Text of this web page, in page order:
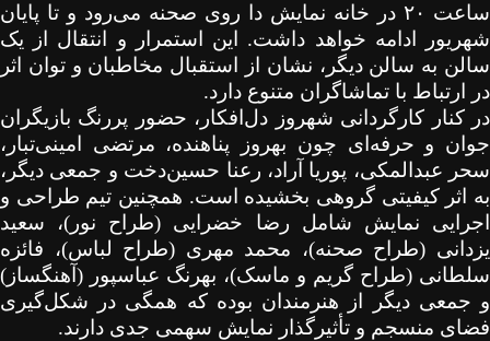
ساعت ۲۰ در خانه نمایش دا روی صحنه می‌رود و تا پایان
شهریور ادامه خواهد داشت. این استمرار و انتقال از یک
سالن به سالن دیگر، نشان از استقبال مخاطبان و توان اثر
در ارتباط با تماشاگران متنوع دارد.
در کنار کارگردانی شهروز دل‌افکار، حضور پررنگ بازیگران
جوان و حرفه‌ای چون بهروز پناهنده، مرتضی امینی‌تبار،
سحر عبدالمکی، پوریا آراد، رعنا حسین‌دخت و جمعی دیگر،
به اثر کیفیتی گروهی بخشیده است. همچنین تیم طراحی و
اجرایی نمایش شامل رضا خضرایی (طراح نور)، سعید
یزدانی (طراح صحنه)، محمد مهری (طراح لباس)، فائزه
سلطانی (طراح گریم و ماسک)، بهرنگ عباسپور (آهنگساز)
و جمعی دیگر از هنرمندان بوده که همگی در شکل‌گیری
فضای منسجم و تأثیرگذار نمایش سهمی جدی دارند.